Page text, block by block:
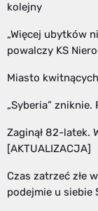
kolejny
„Więcej ubytków
powalczy KS
Miasto
„Syberia”
Zaginął 82-latek.
[AKTUALIZACJA]
Czas zatrzeć złe
podejmie u siebie